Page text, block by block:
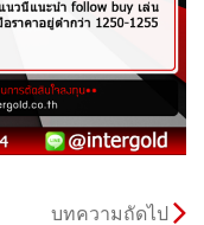
บทความถัดไป